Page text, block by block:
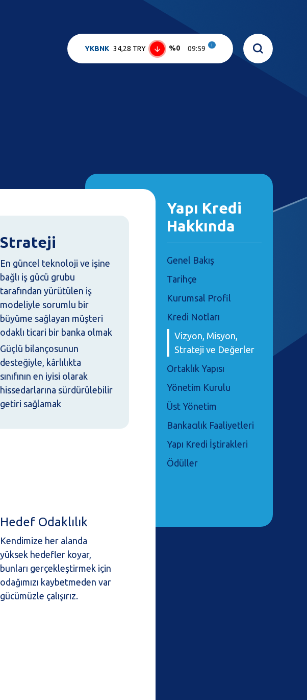
YKBNK 34,28 TRY %0 09:59 i
Strateji
En güncel teknoloji ve işine
bağlı iş gücü grubu
tarafından yürütülen iş
modeliyle sorumlu bir
büyüme sağlayan müşteri
odaklı ticari bir banka olmak
Güçlü bilançosunun
desteğiyle, kârlılıkta
sınıfının en iyisi olarak
hissedarlarına sürdürülebilir
getiri sağlamak
Hedef Odaklılık
Kendimize her alanda
yüksek hedefler koyar,
bunları gerçekleştirmek için
odağımızı kaybetmeden var
gücümüzle çalışırız.
Yapı Kredi
Hakkında
Genel Bakış
Tarihçe
Kurumsal Profil
Kredi Notları
Vizyon, Misyon,
Strateji ve Değerler
Ortaklık Yapısı
Yönetim Kurulu
Üst Yönetim
Bankacılık Faaliyetleri
Yapı Kredi İştirakleri
Ödüller